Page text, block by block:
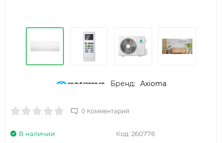
Бренд: Axioma
0 Комментарий
Код: 260776
В наличии